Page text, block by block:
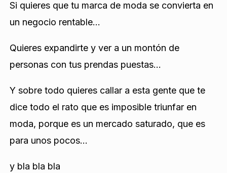
Si quieres que tu marca de moda se convierta en
un negocio rentable…
Quieres expandirte y ver a un montón de
personas con tus prendas puestas…
Y sobre todo quieres callar a esta gente que te
dice todo el rato que es imposible triunfar en
moda, porque es un mercado saturado, que es
para unos pocos…
y bla bla bla